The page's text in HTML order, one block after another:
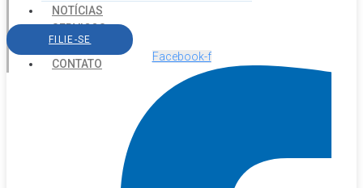
NOTÍCIAS
SERVIÇOS
AGENDA
CONTATO
FILIE-SE
Facebook-f